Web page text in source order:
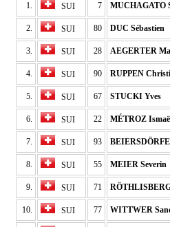
1. SUI 7 MUCHAGATO
2. SUI 80 DUC Sébastien
3. SUI 28 AEGERTER
4. SUI 90 RUPPEN
5. SUI 67 STUCKI Yves
6. SUI 22 MÉTROZ
7. SUI 93
8. SUI 55 MEIER Severin
9. SUI 71
10. SUI 77 WITTWER